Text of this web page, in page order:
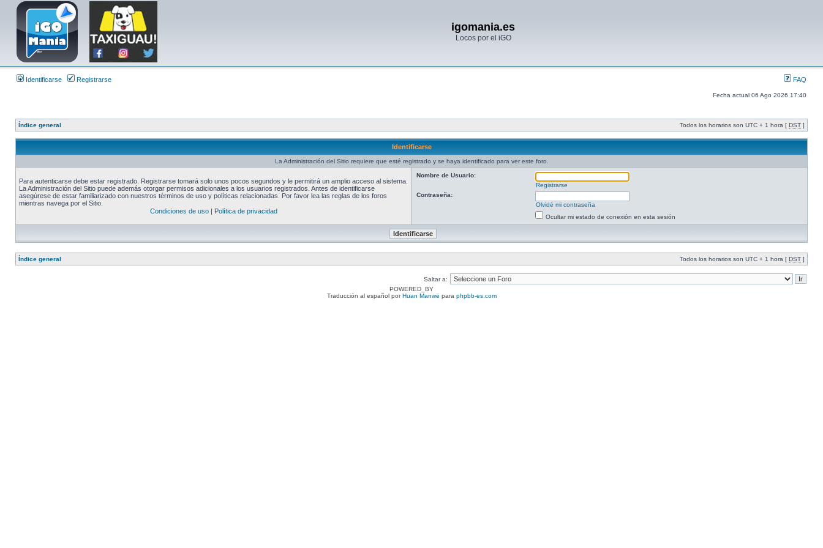
igomania.es
Locos por el iGO
Identificarse Registrarse FAQ
Fecha actual 06 Ago 2026 17:40
Índice general Todos los horarios son UTC + 1 hora [ DST ]
Identificarse
La Administración del Sitio requiere que esté registrado y se haya identificado para ver este foro.
Para autenticarse debe estar registrado. Registrarse tomará solo unos pocos segundos y le permitirá un amplio acceso al sistema.
La Administración del Sitio puede además otorgar permisos adicionales a los usuarios registrados. Antes de identificarse
asegúrese de estar familiarizado con nuestros términos de uso y políticas relacionadas. Por favor lea las reglas de los foros
mientras navega por el Sitio.
Condiciones de uso| Política de privacidad
Nombre de Usuario:
Registrarse
Contraseña:
Olvidé mi contraseña
Ocultar mi estado de conexión en esta sesión
Índice general Todos los horarios son UTC + 1 hora [ DST ]
Saltar a:
POWERED_BY
Traducción al español porHuan Manwë para phpbb-es.com